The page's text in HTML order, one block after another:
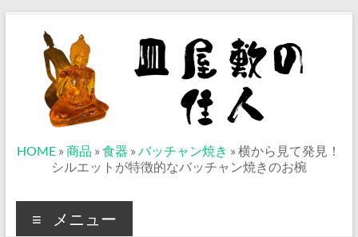
皿
敷
HOME » 商品 » 食器 » バッチャン焼き » 横から見て発見！
シルエットが特徴的なバッチャン焼きのお椀
メニュー